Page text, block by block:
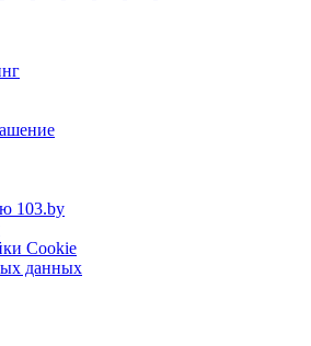
103.by
Cookie
данных